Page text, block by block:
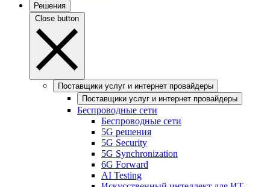
Решения
Close button
Поставщики услуг и интернет провайдеры
Поставщики услуг и интернет провайдеры
Беспроводные сети
Беспроводные сети
5G решения
5G Security
5G Synchronization
6G Forward
AI Testing